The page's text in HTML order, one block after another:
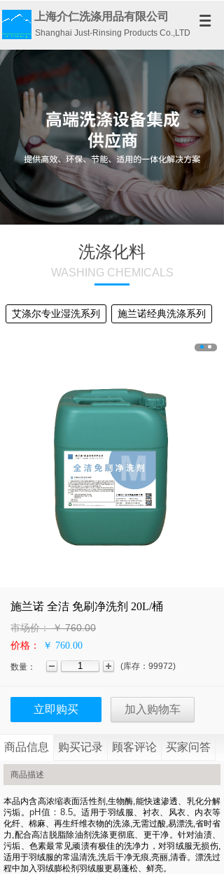
Shanghai Just-Rinsing Products Co.,LTD
上海介仁洗涤用品有限公司
洗涤化料
WASHING CHEMICALS
艾涤尔专业湿洗系列 施兰诺经典洗涤系列
施兰诺 全洁 免刷净洗剂 20L/桶
市场价： ￥760.00
价格： ￥ 760.00
数量： (库存： 99972)
立即购买 加入购物车
商品信息 购买记录 顾客评论 买家问答
商品描述
本品内含高浓缩表面活性剂,生物酶,能快速渗透、乳化分解
污垢。pH值：8.5。适用于羽绒服、衬衣、风衣、内衣等
化纤、棉麻、再生纤维衣物的洗涤,无需过酸,易漂洗,省时省
力,配合高洁脱脂除油剂洗涤更彻底、更干净。针对油渍、
污垢、色素最常见顽渍有极佳的洗净力，对羽绒服无损伤,
适用于羽绒服的常温清洗,洗后干净无痕,亮丽,清香。漂洗过
程中加入羽绒膨松剂羽绒服更易蓬松、鲜亮。